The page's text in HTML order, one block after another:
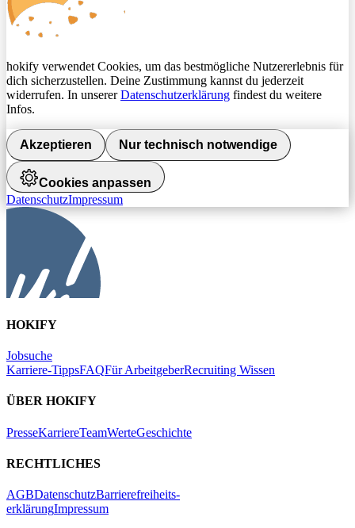
hokify verwendet Cookies, um das bestmögliche Nutzererlebnis für
dich sicherzustellen. Deine Zustimmung kannst du jederzeit
widerrufen. In unsererDatenschutzerklärung findest du weitere
Infos.
Akzeptieren Nur technisch notwendige
Cookies anpassen
DatenschutzImpressum
HOKIFY
Jobsuche
Karriere-TippsFAQFür ArbeitgeberRecruiting Wissen
ÜBER HOKIFY
PresseKarriereTeamWerteGeschichte
RECHTLICHES
AGBDatenschutzBarrierefreiheits-
erklärungImpressum